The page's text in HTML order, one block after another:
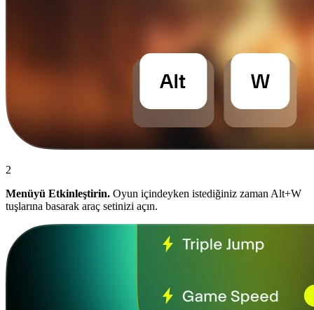
2
Menüyü Etkinleştirin. Oyun içindeyken istediğiniz zaman Alt+W
tuşlarına basarak araç setinizi açın.